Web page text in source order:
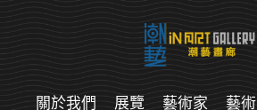
關於我們 展覽 藝術家 藝